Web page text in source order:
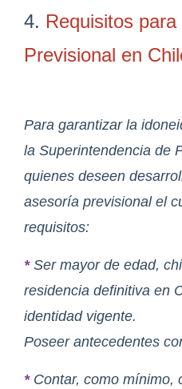
4. Requisitos
Previsional en
Para garantizar la
la Superintendencia de
quienes deseen
asesoría previsional el
requisitos:
*Ser mayor de edad,
residencia definitiva en
identidad vigente.
Poseer antecedentes
*Contar, como mínimo,